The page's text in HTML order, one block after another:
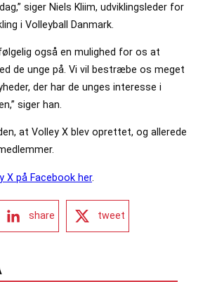
siger Niels Kliim, udviklingsleder for
i Volleyball Danmark.
også en mulighed for os at
de unge på. Vi vil bestræbe os meget
der har de unges interesse i
siger han.
at Volley X blev oprettet, og allerede
X på Facebook her.
share tweet